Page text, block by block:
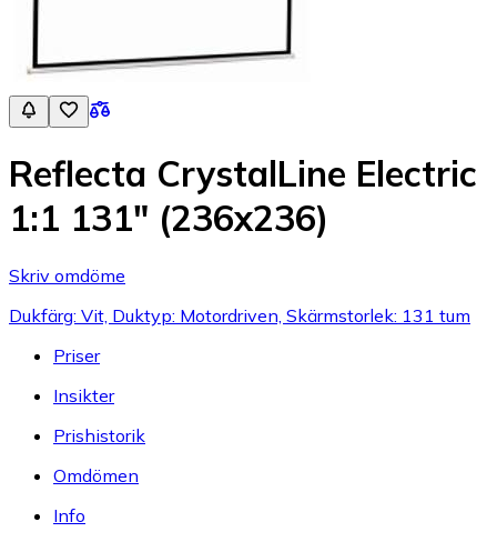
Reflecta CrystalLine Electric
1:1 131" (236x236)
Skriv omdöme
Dukfärg: Vit, Duktyp: Motordriven, Skärmstorlek: 131 tum
Priser
Insikter
Prishistorik
Omdömen
Info